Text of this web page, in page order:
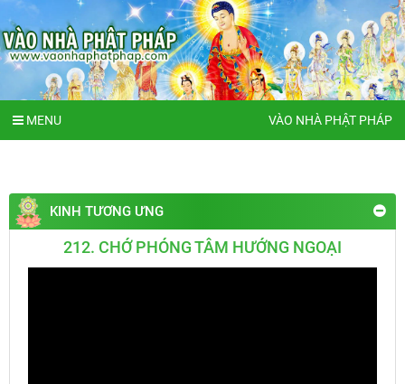
MENU VÀO NHÀ PHẬT PHÁP
KINH TƯƠNG ƯNG
212. CHỚ PHÓNG TÂM HƯỚNG NGOẠI